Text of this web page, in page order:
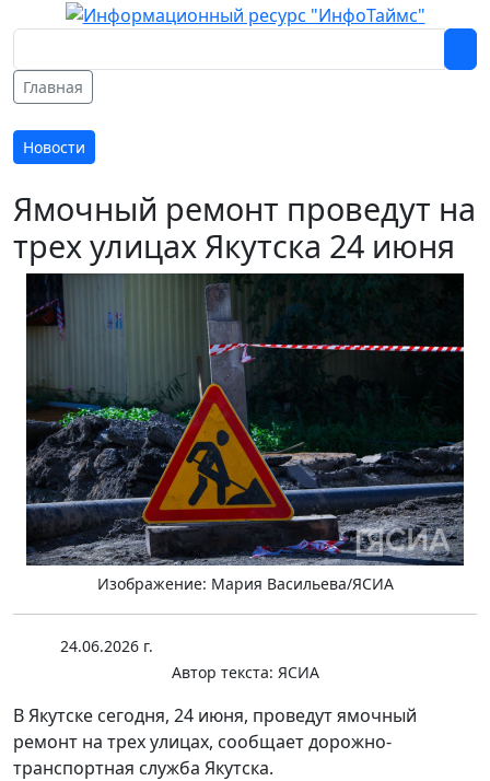
Главная
Новости
Ямочный ремонт проведут на
трех улицах Якутска 24 июня
Изображение: Мария Васильева/ЯСИА
24.06.2026 г.
Автор текста: ЯСИА
В Якутске сегодня, 24 июня, проведут ямочный
ремонт на трех улицах, сообщает дорожно-
транспортная служба Якутска.